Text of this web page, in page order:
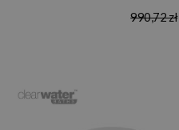
990,72 zł